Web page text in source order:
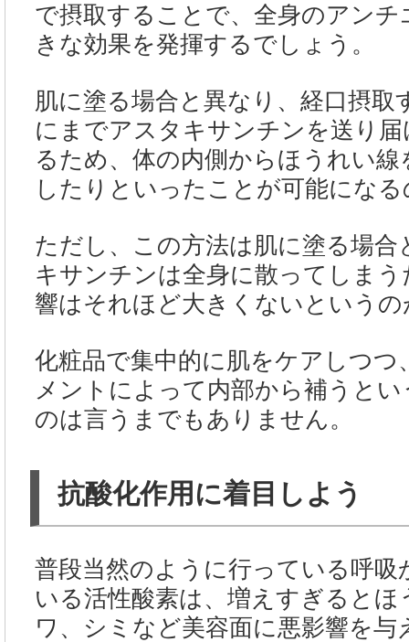
で摂取することで、全身のアン
きな効果を発揮するでしょう。
肌に塗る場合と異なり、経口摂取
にまでアスタキサンチンを送り
るため、体の内側からほうれい
したりといったことが可能にな
ただし、この方法は肌に塗る場合
キサンチンは全身に散ってしま
響はそれほど大きくないというの
化粧品で集中的に肌をケアしつつ
メントによって内部から補うと
のは言うまでもありません。
抗酸化作用に着目しよう
普段当然のように行っている呼吸
いる活性酸素は、増えすぎるとほ
ワ、シミなど美容面に悪影響を与